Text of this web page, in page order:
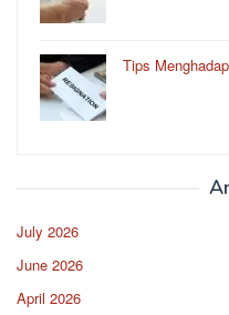
Tips
July 2026
June 2026
April 2026